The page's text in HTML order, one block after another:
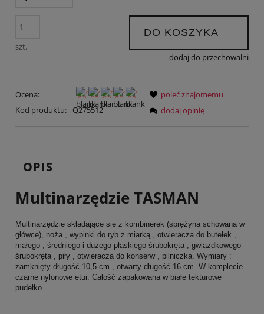
szt.
DO KOSZYKA
dodaj do przechowalni
Ocena:
Kod produktu:
Q275512
poleć znajomemu
dodaj opinię
OPIS
Multinarzędzie TASMAN
Multinarzędzie składające się z kombinerek (sprężyna schowana w
główce), noża , wypinki do ryb z miarką , otwieracza do butelek ,
małego , średniego i dużego płaskiego śrubokręta , gwiazdkowego
śrubokręta , piły , otwieracza do konserw , pilniczka. Wymiary :
zamknięty długość 10,5 cm , otwarty długość 16 cm. W komplecie
czarne nylonowe etui. Całość zapakowana w białe tekturowe
pudełko.